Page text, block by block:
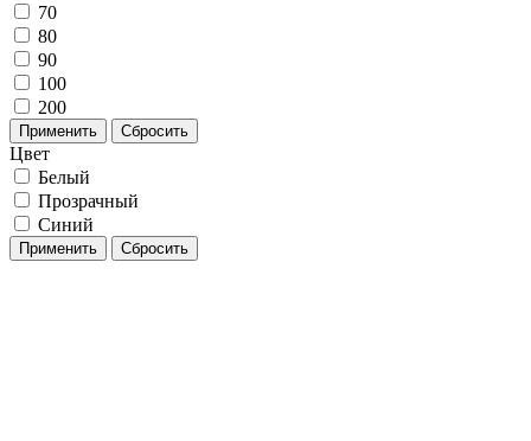
70
80
90
100
200
Применить Сбросить
Цвет
Белый
Прозрачный
Синий
Применить Сбросить